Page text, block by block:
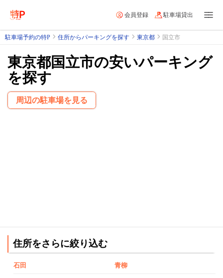
会員登録 駐車場貸出
駐車場予約の特P 住所からパーキングを探す 東京都 国立市
東京都国立市の安いパーキング
を探す
周辺の駐車場を見る
住所をさらに絞り込む
石田 青柳